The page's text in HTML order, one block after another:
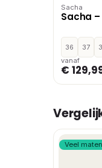
Sacha
Sacha –
36 37
vanaf
€
Veel maten